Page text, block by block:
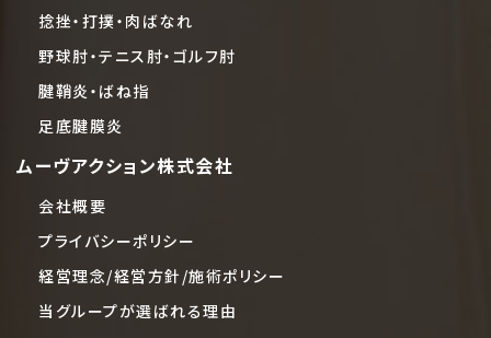
捻挫・打撲・肉ばなれ
野球肘・テニス肘・ゴルフ肘
腱鞘炎・ばね指
足底腱膜炎
ムーヴアクション株式会社
会社概要
プライバシーポリシー
経営理念/経営方針/施術ポリシー
当グループが選ばれる理由